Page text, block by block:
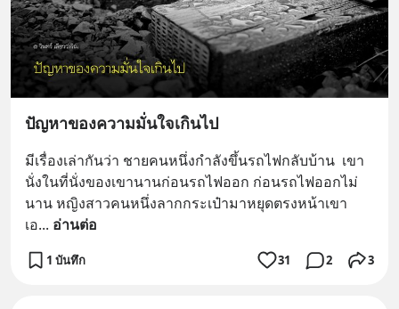
ปัญหาของความมั่นใจเกินไป
มีเรื่องเล่ากันว่า ชายคนหนึ่งกำลังขึ้นรถไฟกลับบ้าน  เขา
นั่งในที่นั่งของเขานานก่อนรถไฟออก ก่อนรถไฟออกไม่
นาน หญิงสาวคนหนึ่งลากกระเป๋ามาหยุดตรงหน้าเขา
เอ... อ่านต่อ
1 บันทึก 31 2 3